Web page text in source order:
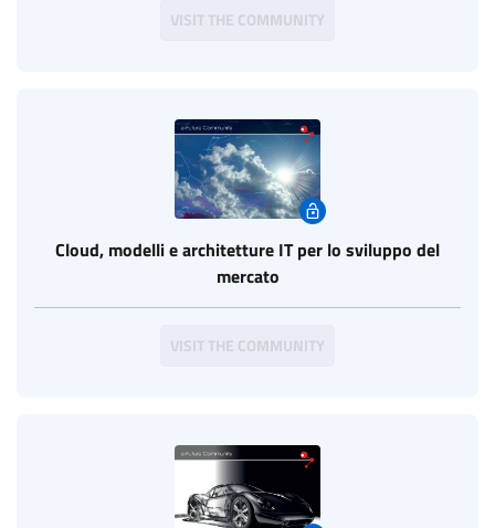
VISIT THE COMMUNITY
Cloud, modelli e architetture IT per lo sviluppo del
mercato
VISIT THE COMMUNITY